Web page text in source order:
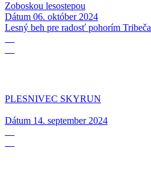
Zoboskou lesostepou
Dátum 06. október 2024
Lesný beh pre radosť pohorím Tribeča
PLESNIVEC SKYRUN
Dátum 14. september 2024